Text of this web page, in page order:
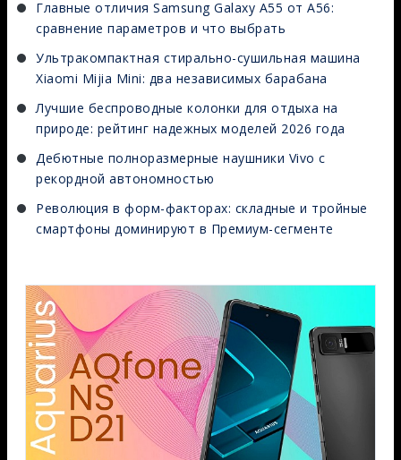
Главные отличия Samsung Galaxy А55 от А56:
сравнение параметров и что выбрать
Ультракомпактная стирально-сушильная машина
Xiaomi Mijia Mini: два независимых барабана
Лучшие беспроводные колонки для отдыха на
природе: рейтинг надежных моделей 2026 года
Дебютные полноразмерные наушники Vivo с
рекордной автономностью
Революция в форм-факторах: складные и тройные
смартфоны доминируют в Премиум-сегменте